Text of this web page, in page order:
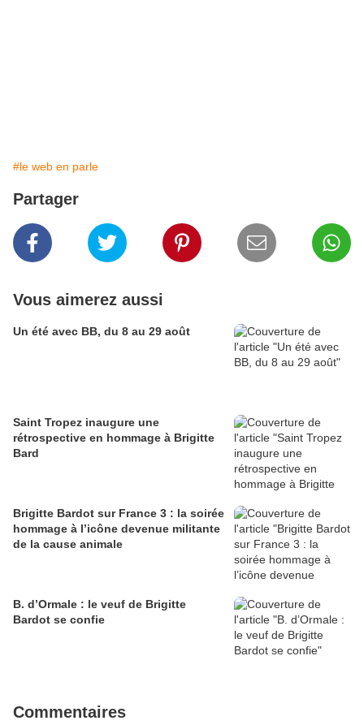
#le web en parle
Partager
Vous aimerez aussi
Un été avec BB, du 8 au 29 août
Saint Tropez inaugure une
rétrospective en hommage à Brigitte
Bard
Brigitte Bardot sur France 3 : la soirée
hommage à l’icône devenue militante
de la cause animale
B. d’Ormale : le veuf de Brigitte
Bardot se confie
Commentaires